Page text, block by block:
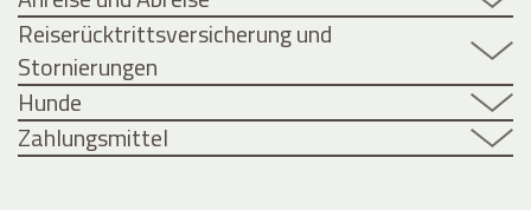
Reiserücktrittsversicherung und
Stornierungen
Hunde
Zahlungsmittel